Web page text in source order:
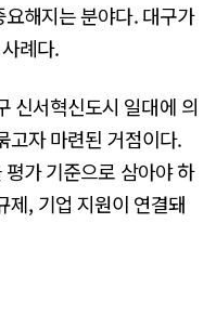
해지는 분야다. 대구가
례다.
신서혁신도시 일대에 의
고자 마련된 거점이다.
가 기준으로 삼아야 하
제, 기업 지원이 연결돼